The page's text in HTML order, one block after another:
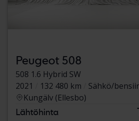
Peugeot 508
508 1.6 Hybrid SW
2021
132 480 km
Sähkö/
Kungälv (Ellesbo)
Lähtöhinta